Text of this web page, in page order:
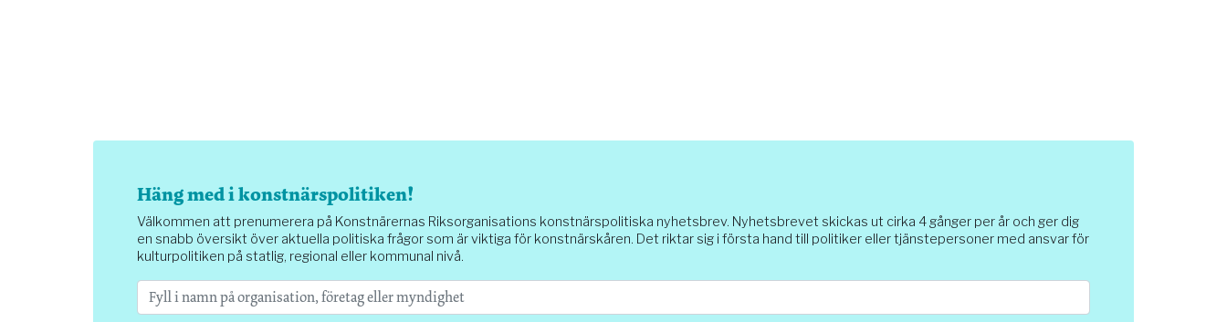
Häng med i konstnärspolitiken!
Välkommen att prenumerera på Konstnärernas Riksorganisations konstnärspolitiska nyhetsbrev. Nyhetsbrevet skickas ut cirka 4 gånger per år och ger dig
en snabb översikt över aktuella politiska frågor som är viktiga för konstnärskåren. Det riktar sig i första hand till politiker eller tjänstepersoner med ansvar för
kulturpolitiken på statlig, regional eller kommunal nivå.